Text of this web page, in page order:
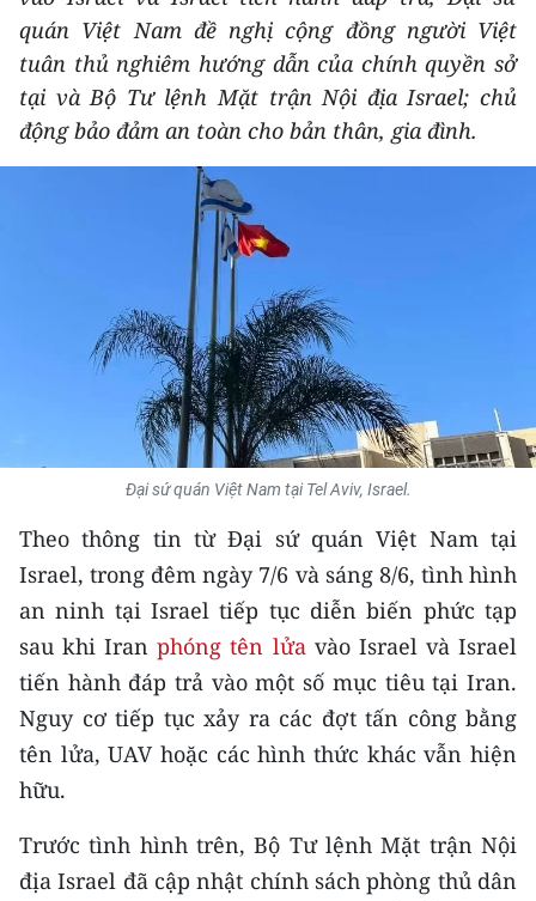
THẾ GIỚI
THỂ THAO
GIÁO DỤC
KHOA HỌC - CÔNG NGHỆ
MÔI TRƯỜNG
BẠN ĐỌC
KIỂM CHỨNG THÔNG TIN
TRI THỨC CHUYÊN SÂU
54 DÂN TỘC VIỆT NAM
CHƯƠNG TRÌNH OCOP - MỖI XÃ
MỘT SẢN PHẨM
RADIO
MEDIA CENTER
Video
quán Việt Nam đề nghị cộng đồng người Việt
tuân thủ nghiêm hướng dẫn của chính quyền sở
tại và Bộ Tư lệnh Mặt trận Nội địa Israel; chủ
động bảo đảm an toàn cho bản thân, gia đình.
Đại sứ quán Việt Nam tại Tel Aviv, Israel.
Theo thông tin từ Đại sứ quán Việt Nam tại
Israel, trong đêm ngày 7/6 và sáng 8/6, tình hình
an ninh tại Israel tiếp tục diễn biến phức tạp
sau khi Iranphóng tên lửavào Israel và Israel
tiến hành đáp trả vào một số mục tiêu tại Iran.
Nguy cơ tiếp tục xảy ra các đợt tấn công bằng
tên lửa, UAV hoặc các hình thức khác vẫn hiện
hữu.
Trước tình hình trên, Bộ Tư lệnh Mặt trận Nội
địa Israel đã cập nhật chính sách phòng thủ dân